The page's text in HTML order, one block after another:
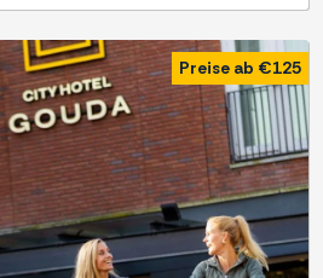
Preise ab €125